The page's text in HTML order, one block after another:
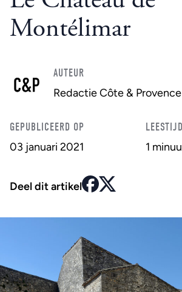
Montélimar
AUTEUR
Redactie Côte & Provence
GEPUBLICEERD OP
03 januari 2021
LEESTIJD
1
Deel dit artikel